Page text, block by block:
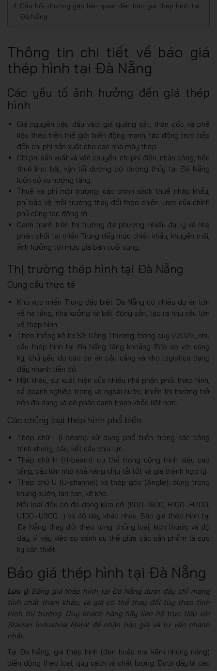
Câu hỏi thường gặp liên quan đến báo giá thép hình tại
Đà Nẵng
Thông tin chi tiết về báo giá
thép hình tại Đà Nẵng
Các yếu tố ảnh hưởng đến giá thép
hình
Giá nguyên liệu đầu vào: giá quặng sắt, than cốc và phế
liệu thép trên thế giới biến động mạnh, tác động trực tiếp
đến chi phí sản xuất cho các nhà máy thép.
Chi phí sản xuất và vận chuyển: chi phí điện, nhân công, tiền
thuê kho bãi, vận tải đường bộ đường thủy tại Đà Nẵng
luôn có xu hướng tăng.
Thuế và phí môi trường: các chính sách thuế nhập khẩu,
phí bảo vệ môi trường thay đổi theo chiến lược của chính
phủ cũng tác động rõ.
Cạnh tranh trên thị trường địa phương: nhiều đại lý và nhà
phân phối tại miền Trung đẩy mức chiết khấu, khuyến mãi,
ảnh hưởng tới mức giá bán cuối cùng.
Thị trường thép hình tại Đà Nẵng
Cung cầu thực tế
Khu vực miền Trung đặc biệt Đà Nẵng có nhiều dự án lớn
về hạ tầng, nhà xưởng và bất động sản, tạo ra nhu cầu lớn
về thép hình.
Theo thống kê từ Sở Công Thương, trong quý I/2025, nhu
cầu thép hình tại Đà Nẵng tăng khoảng 15% so với cùng
kỳ, chủ yếu do các dự án cầu cảng và kho logistics đang
đẩy nhanh tiến độ.
Mặt khác, sự xuất hiện của nhiều nhà phân phối thép hình,
cả doanh nghiệp trong và ngoài nước, khiến thị trường trở
nên đa dạng và có phần cạnh tranh khốc liệt hơn.
Các chủng loại thép hình phổ biến
Thép chữ I (I-beam): sử dụng phổ biến trong các công
trình khung, cầu, kết cấu chịu lực.
Thép chữ H (H-beam): ưu thế trong công trình siêu cao
tầng, cầu lớn nhờ khả năng chịu tải tốt và giá thành hợp lý.
Thép chữ U (U-channel) và thép góc (Angle): dùng trong
khung sườn, lan can, kệ kho.
Mỗi loại đều có đa dạng kích cỡ (I100–I600, H100–H700,
U100–U300…) và độ dày khác nhau. Báo giá thép hình tại
Đà Nẵng thay đổi theo từng chủng loại, kích thước và độ
dày, vì vậy việc so sánh cụ thể giữa các sản phẩm là cực
kỳ cần thiết.
Báo giá thép hình tại Đà Nẵng
Lưu ý:Bảng giá thép hình tại Đà Nẵng dưới đây chỉ mang
tính chất tham khảo, và giá có thể thay đổi tùy theo tình
hình thị trường. Quý khách hàng hãy liên hệ trực tiếp với
Stavian Industrial Metal để nhận báo giá và tư vấn nhanh
nhất.
Tại Đà Nẵng, giá thép hình (đen hoặc mạ kẽm nhúng nóng)
biến động theo loại, quy cách và chất lượng. Dưới đây là các